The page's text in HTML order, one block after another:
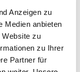
Anzeigen zu
Medien anbieten
Website zu
zu Ihrer
Partner für